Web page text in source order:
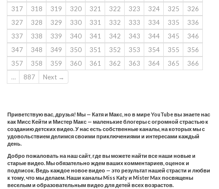
317
318 319 320 321 322 323 324 325
326
327
328 329 330 331 332 333 334 335
336
337
338 339 340 341 342 343 344 345
346
347
348 349 350 351 352 353 354 355
356
357
358 359 360 361 362 363 364 365
366
…
887 Next →
Приветствую вас, друзья! Мы — Катя и Макс, но в мире YouTube вы знаете нас
как Мисс Кейти и Мистер Макс — маленькие блогеры с огромной страстью к
созданию детских видео. У нас есть собственные каналы, на которых мы с
удовольствием делимся своими приключениями и интересами каждый
день.
Добро пожаловать на наш сайт, где вы можете найти все наши новые и
старые видео. Мы обязательно ждем ваших комментариев, оценок и
подписок. Ведь каждое новое видео — это результат нашей страсти и любви
к тому, что мы делаем. Наши каналы Miss Katy и Mister Max посвящены
веселым и образовательным видео для детей всех возрастов.